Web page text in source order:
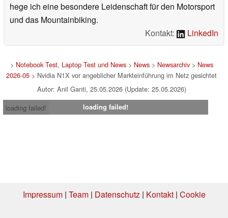
hege ich eine besondere Leidenschaft für den Motorsport
und das Mountainbiking.
Kontakt:
LinkedIn
> Notebook Test, Laptop Test und News> News> Newsarchiv> News
2026-05 > Nvidia N1X vor angeblicher Markteinführung im Netz gesichtet
Autor: Anil Ganti, 25.05.2026 (Update: 25.05.2026)
loading failed!
loading failed!
Impressum| Team| Datenschutz| Kontakt| Cookie